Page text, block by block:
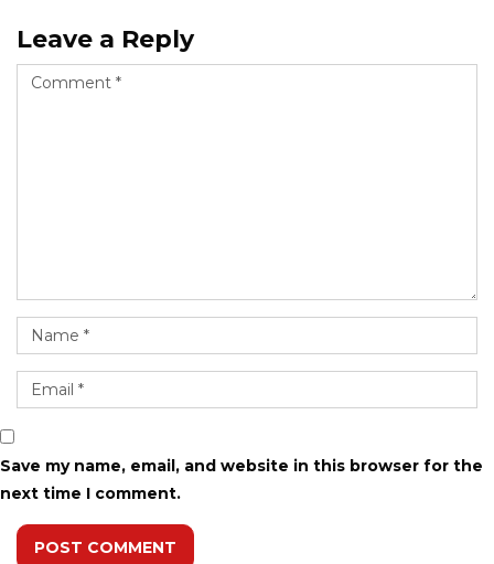
Leave a Reply
Save my name, email, and website in this browser for the
next time I comment.
POST COMMENT